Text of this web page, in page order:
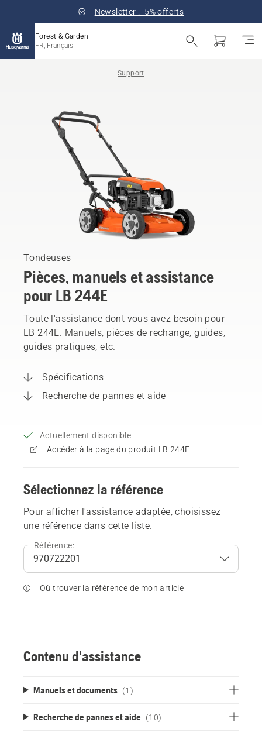
Newsletter : -5% offerts
Forest & Garden
FR, Français
Support
Tondeuses
Pièces, manuels et assistance
pour LB 244E
Toute l'assistance dont vous avez besoin pour
LB 244E. Manuels, pièces de rechange, guides,
guides pratiques, etc.
Spécifications
Recherche de pannes et aide
Actuellement disponible
Accéder à la page du produit LB 244E
Sélectionnez la référence
Pour afficher l'assistance adaptée, choisissez
une référence dans cette liste.
Référence:
Où trouver la référence de mon article
Contenu d'assistance
Manuels et documents (1)
Recherche de pannes et aide (10)